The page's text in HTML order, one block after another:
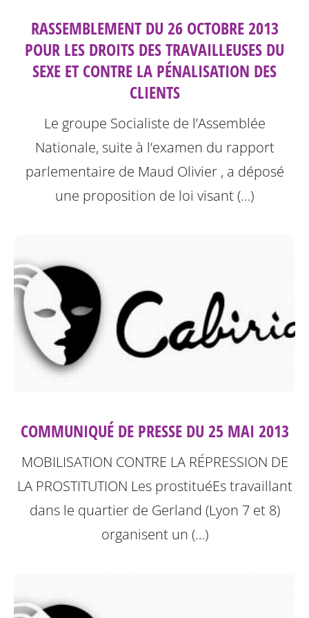
RASSEMBLEMENT DU 26 OCTOBRE 2013
POUR LES DROITS DES TRAVAILLEUSES DU
SEXE ET CONTRE LA PÉNALISATION DES
CLIENTS
Le groupe Socialiste de l’Assemblée
Nationale, suite à l’examen du rapport
parlementaire de Maud Olivier , a déposé
une proposition de loi visant (…)
COMMUNIQUÉ DE PRESSE DU 25 MAI 2013
MOBILISATION CONTRE LA RÉPRESSION DE
LA PROSTITUTION Les prostituéEs travaillant
dans le quartier de Gerland (Lyon 7 et 8)
organisent un (…)